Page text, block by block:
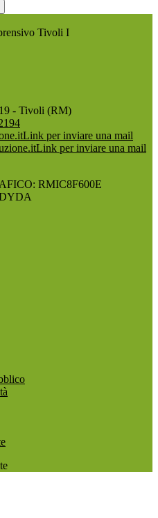
Tivoli I
- Tivoli (RM)
Link per inviare una mail
Link per inviare una mail
RMIC8F600E